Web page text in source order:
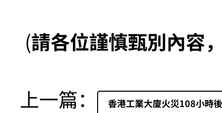
(請各位謹慎甄別內容
上一篇： 香港工業大廈火災108小時